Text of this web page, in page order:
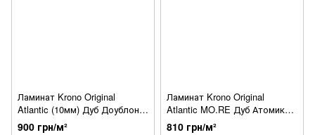
Ламинат Krono Original
Atlantic (10мм) Дуб Доублон
К412
900 грн/м²
Ламинат Krono Original
Atlantic MO.RE Дуб Атомик
К392
810 грн/м²